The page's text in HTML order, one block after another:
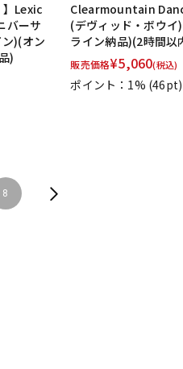
】Lexic
バーサ
)(オン
)
Clearmountain
(デヴィッド・ボウイ
ライン納品)(2時間以
販売価格¥5,060(税込)
ポイント：1% (46pt)
8